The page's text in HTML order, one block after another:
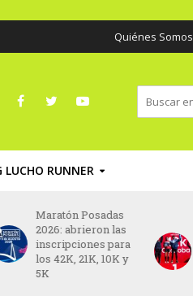
Quiénes Somos
LUCHO RUNNER
Maratón Ciudad de
Córdoba 2026:
Pedro Gómez y
Luciana Lucero se
quedaron con el